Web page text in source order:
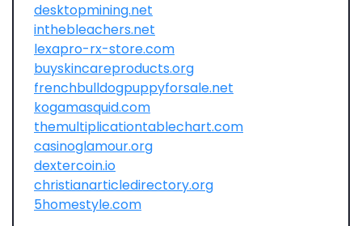
desktopmining.net
inthebleachers.net
lexapro-rx-store.com
buyskincareproducts.org
frenchbulldogpuppyforsale.net
kogamasquid.com
themultiplicationtablechart.com
casinoglamour.org
dextercoin.io
christianarticledirectory.org
5homestyle.com